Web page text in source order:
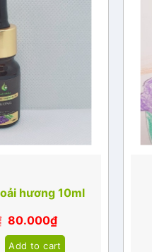
hương 10ml
80.000₫
Add to cart